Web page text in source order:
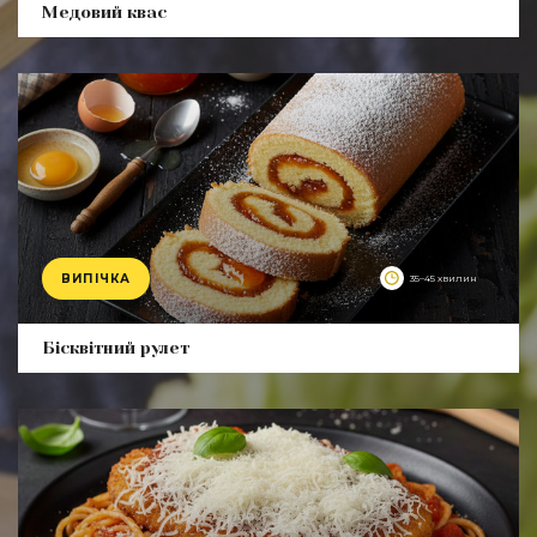
Медовий квас
ВИПІЧКА 35–45 хвилин
Бісквітний рулет